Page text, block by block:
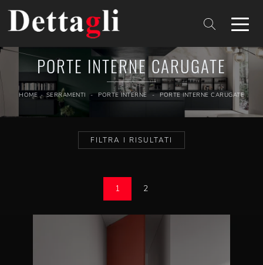
PORTE INTERNE CARUGATE
HOME - SERRAMENTI - PORTE INTERNE - PORTE INTERNE CARUGATE
FILTRA I RISULTATI
1 2